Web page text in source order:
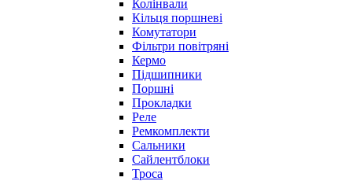
Колінвали
Кільця поршневі
Комутатори
Фільтри повітряні
Кермо
Підшипники
Поршні
Прокладки
Реле
Ремкомплекти
Сальники
Сайлентблоки
Троса